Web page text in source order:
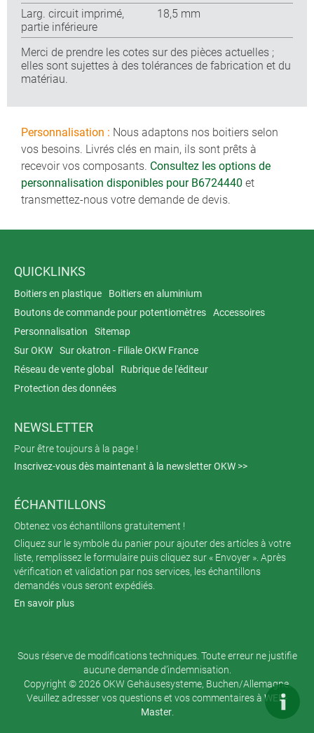
Larg. circuit imprimé,
partie inférieure
18,5 mm
Merci de prendre les cotes sur des pièces actuelles ;
elles sont sujettes à des tolérances de fabrication et du
matériau.
Personnalisation : Nous adaptons nos boitiers selon
vos besoins. Livrés clés en main, ils sont prêts à
recevoir vos composants. Consultez les options de
personnalisation disponibles pour B6724440 et
transmettez-nous votre demande de devis.
QUICKLINKS
Boitiers en plastique
Boitiers en aluminium
Boutons de commande pour potentiomètres
Accessoires
Personnalisation
Sitemap
Sur OKW
Sur okatron - Filiale OKW France
Réseau de vente global
Rubrique de l'éditeur
Protection des données
NEWSLETTER
Pour être toujours à la page !
Inscrivez-vous dès maintenant à la newsletter OKW >>
ÉCHANTILLONS
Obtenez vos échantillons gratuitement !
Cliquez sur le symbole du panier pour ajouter des articles à votre
liste, remplissez le formulaire puis cliquez sur « Envoyer ». Après
vérification et validation par nos services, les échantillons
demandés vous seront expédiés.
En savoir plus
Sous réserve de modifications techniques. Toute erreur ne justifie
aucune demande d’indemnisation.
Copyright © 2026 OKW Gehäusesysteme, Buchen/Allemagne.
Veuillez adresser vos questions et vos commentaires à WEB-
Master.